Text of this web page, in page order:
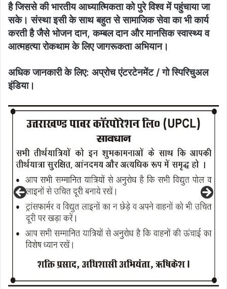
है जिससे की भारतीय आध्यात्मिकता को पुरे विश्व में पहुंचाया जा
सके। संस्था इसी के साथ बहुत से सामाजिक सेवा का भी कार्य
करती है जैसे भोजन दान, कम्बल दान और मानसिक स्वास्थ्य व
आत्महत्या रोकथाम के लिए जागरूकता अभियान।
अधिक जानकारी के लिए: अप्रोच एंटरटेनमेंट / गो स्पिरिचुअल
इंडिया।